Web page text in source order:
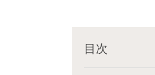
目次